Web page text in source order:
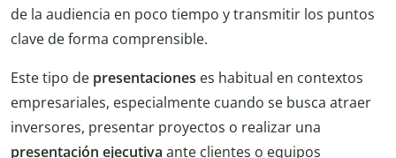
de la audiencia en poco tiempo y transmitir los puntos
clave de forma comprensible.
Este tipo de presentaciones es habitual en contextos
empresariales, especialmente cuando se busca atraer
inversores, presentar proyectos o realizar una
presentación ejecutiva ante clientes o equipos